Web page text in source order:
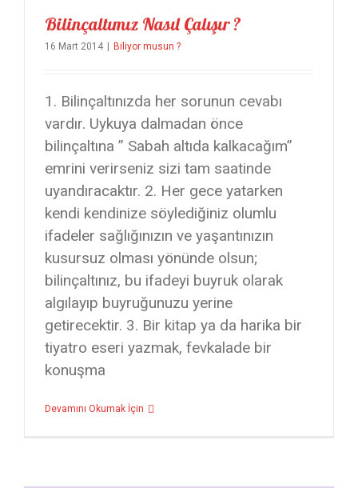
Bilinçaltımız Nasıl Çalışır ?
16 Mart 2014 Biliyor musun ?
1. Bilinçaltınızda her sorunun cevabı
vardır. Uykuya dalmadan önce
bilinçaltına ” Sabah altıda kalkacağım”
emrini verirseniz sizi tam saatinde
uyandıracaktır. 2. Her gece yatarken
kendi kendinize söylediğiniz olumlu
ifadeler sağlığınızın ve yaşantınızın
kusursuz olması yönünde olsun;
bilinçaltınız, bu ifadeyi buyruk olarak
algılayıp buyruğunuzu yerine
getirecektir. 3. Bir kitap ya da harika bir
tiyatro eseri yazmak, fevkalade bir
konuşma
Devamını Okumak İçin